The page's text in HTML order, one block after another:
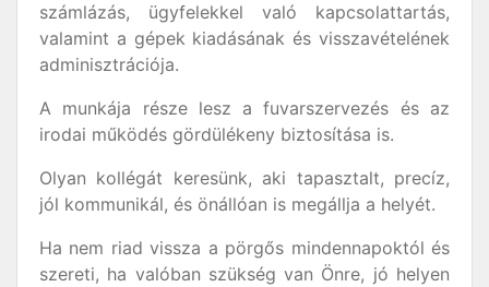
számlázás, ügyfelekkel való kapcsolattartás,
valamint a gépek kiadásának és visszavételének
adminisztrációja.
A munkája része lesz a fuvarszervezés és az
irodai működés gördülékeny biztosítása is.
Olyan kollégát keresünk, aki tapasztalt, precíz,
jól kommunikál, és önállóan is megállja a helyét.
Ha nem riad vissza a pörgős mindennapoktól és
szereti, ha valóban szükség van Önre, jó helyen